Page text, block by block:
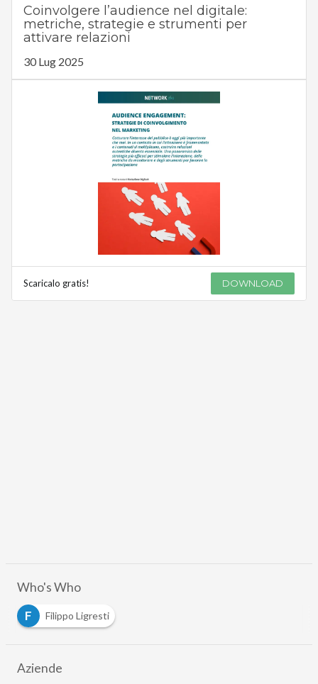
Coinvolgere l’audience nel digitale:
metriche, strategie e strumenti per
attivare relazioni
30 Lug 2025
Scaricalo gratis! DOWNLOAD
Who's Who
F
Filippo Ligresti
Aziende